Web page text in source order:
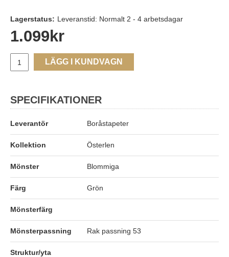
Lagerstatus: Leveranstid: Normalt 2 - 4 arbetsdagar
1.099 kr
LÄGG I KUNDVAGN
SPECIFIKATIONER
Leverantör Boråstapeter
Kollektion Österlen
Mönster Blommiga
Färg Grön
Mönsterfärg
Mönsterpassning Rak passning 53
Struktur/yta